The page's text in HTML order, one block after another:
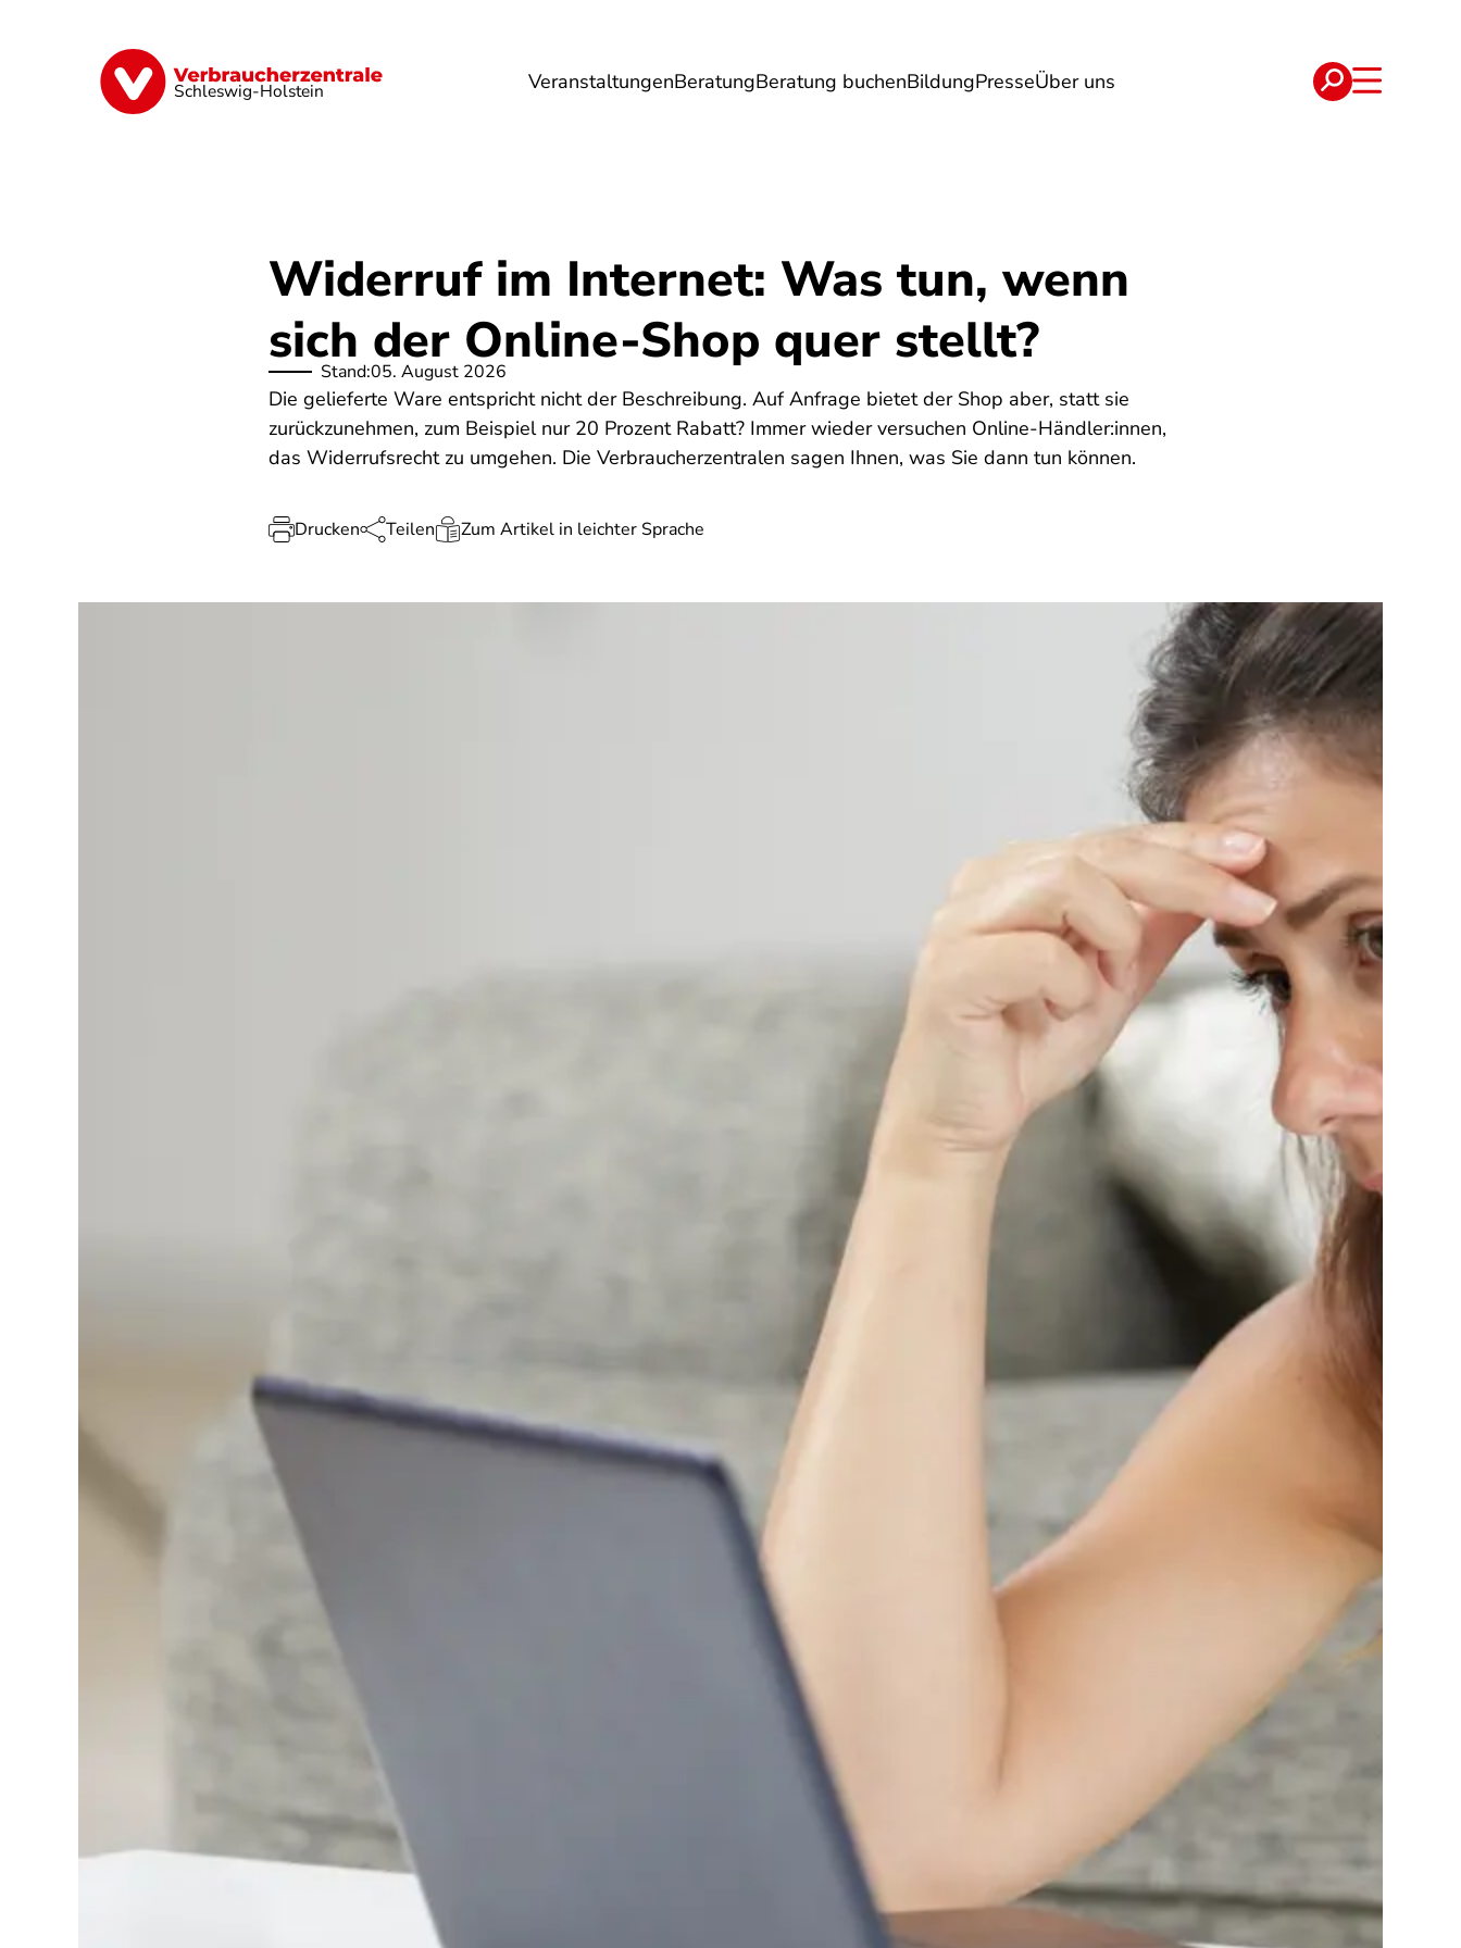
Schleswig-Holstein VeranstaltungenBeratungBeratung buchenBildungPresseÜber uns
Finanzen Digitales Lebensmittel Umwelt Gesundheit Energie Reise Verträge
Widerruf im Internet: Was tun, wenn
sich der Online-Shop quer stellt?
Stand:05. August 2026
Die gelieferte Ware entspricht nicht der Beschreibung. Auf Anfrage bietet der Shop aber, statt sie
zurückzunehmen, zum Beispiel nur 20 Prozent Rabatt? Immer wieder versuchen Online-Händler:innen,
das Widerrufsrecht zu umgehen. Die Verbraucherzentralen sagen Ihnen, was Sie dann tun können.
Drucken Teilen Zum Artikel in leichter Sprache